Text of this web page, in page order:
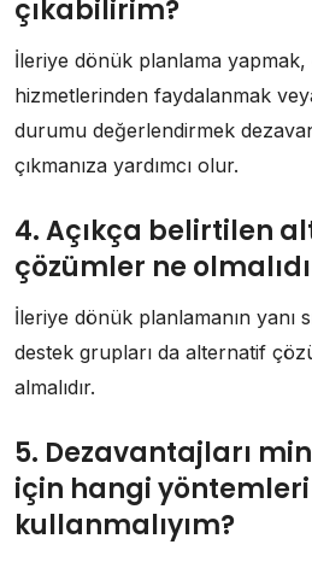
çıkabilirim?
İleriye dönük planlama yapmak,
hizmetlerinden faydalanmak
durumu değerlendirmek
çıkmanıza yardımcı olur.
4. Açıkça belirtilen
çözümler ne
İleriye dönük planlamanın yanı
destek grupları da alternatif
almalıdır.
5. Dezavantajları
için hangi yöntemleri
kullanmalıyım?